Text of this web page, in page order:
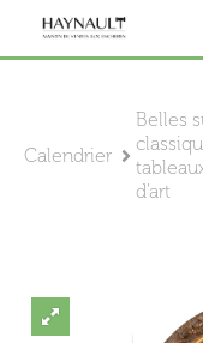
Calendrier
Belles
d'art